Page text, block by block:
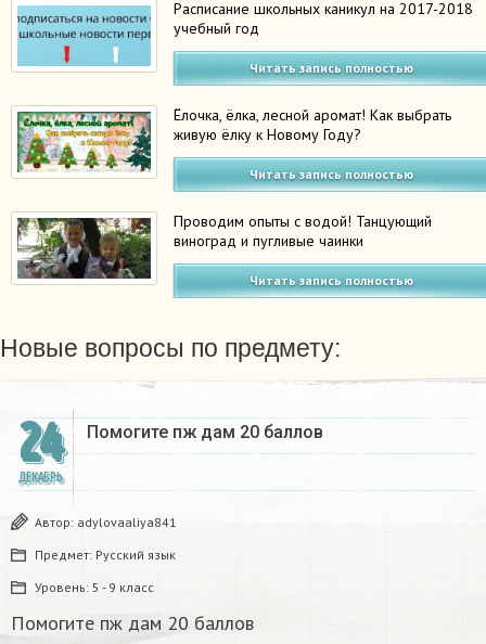
Расписание школьных каникул на 2017-2018
учебный год
Читать запись полностью
Ёлочка, ёлка, лесной аромат! Как выбрать
живую ёлку к Новому Году?
Читать запись полностью
Проводим опыты с водой! Танцующий
виноград и пугливые чаинки
Читать запись полностью
Новые вопросы по предмету:
24
ДЕКАБРЬ
Помогите пж дам 20 баллов ​
Автор: adylovaaliya841
Предмет: Русский язык
Уровень: 5 - 9 класс
Помогите пж дам 20 баллов ​